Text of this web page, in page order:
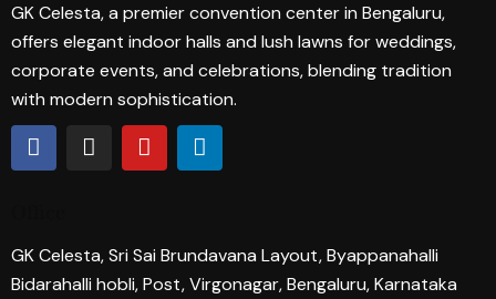
GK Celesta, a premier convention center in Bengaluru,
offers elegant indoor halls and lush lawns for weddings,
corporate events, and celebrations, blending tradition
with modern sophistication.
GK Celesta, Sri Sai Brundavana Layout, Byappanahalli
Bidarahalli hobli, Post, Virgonagar, Bengaluru, Karnataka